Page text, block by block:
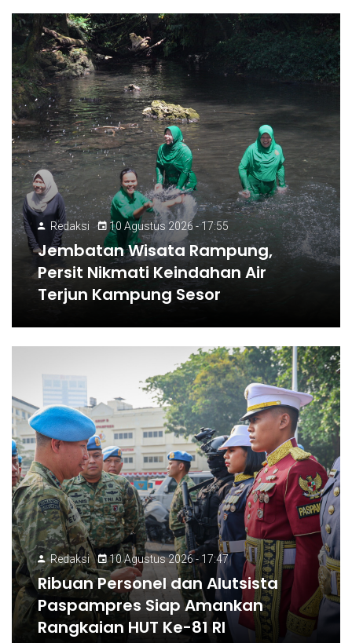
Redaksi 10 Agustus 2026 - 17:55
Jembatan Wisata Rampung,
Persit Nikmati Keindahan Air
Terjun Kampung Sesor
Redaksi 10 Agustus 2026 - 17:47
Ribuan Personel dan Alutsista
Paspampres Siap Amankan
Rangkaian HUT Ke-81 RI